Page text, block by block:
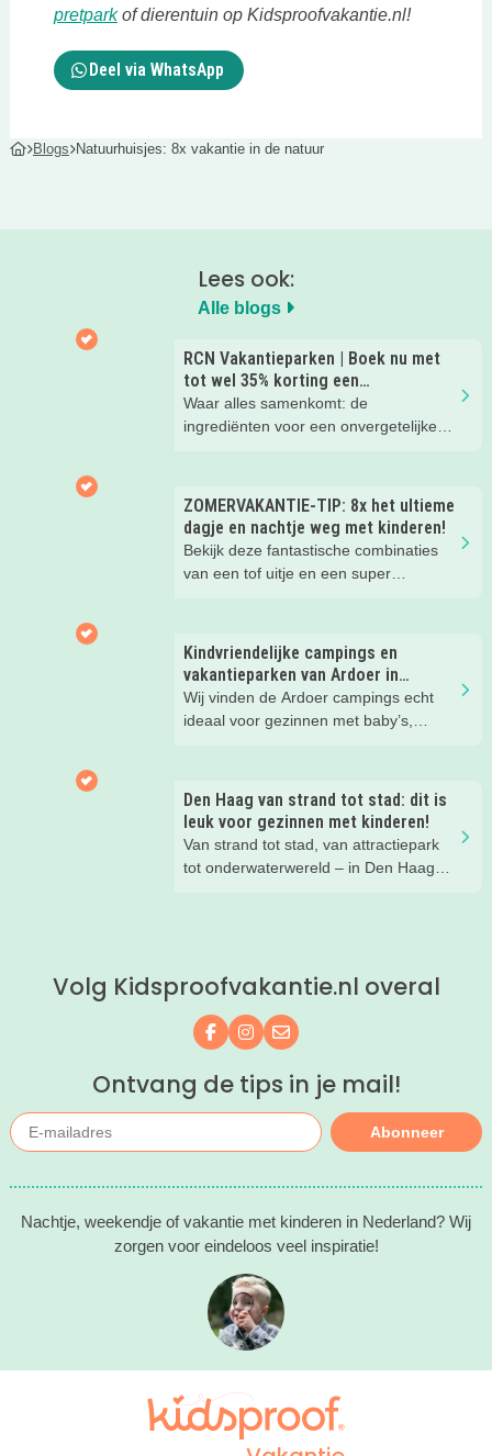
pretparkDeze link opent in een nieuwe tab
of dierentuin op Kidsproofvakantie.nl!
Deel via WhatsApp
Blogs Natuurhuisjes: 8x vakantie in de natuur
Lees ook:
Alle blogs
RCN Vakantieparken | Boek nu met
tot wel 35% korting een
zomervakantie!
Waar alles samenkomt: de
ingrediënten voor een onvergetelijke
ZOMERVAKANTIE-TIP: 8x het ultieme
dagje en nachtje weg met kinderen!
Bekijk deze fantastische combinaties
van een tof uitje en een super
(klein)kind!
Kindvriendelijke campings en
vakantieparken van Ardoer in
Nederland
Wij vinden de Ardoer campings echt
ideaal voor gezinnen met baby’s,
Den Haag van strand tot stad: dit is
leuk voor gezinnen met kinderen!
Van strand tot stad, van attractiepark
tot onderwaterwereld – in Den Haag
Volg Kidsproofvakantie.nl overal
Volg ons op Facebook
Volg ons op Instagram
Mail ons
Ontvang de tips in je mail!
Abonneer
Nachtje, weekendje of vakantie met kinderen in Nederland? Wij
zorgen voor eindeloos veel inspiratie!